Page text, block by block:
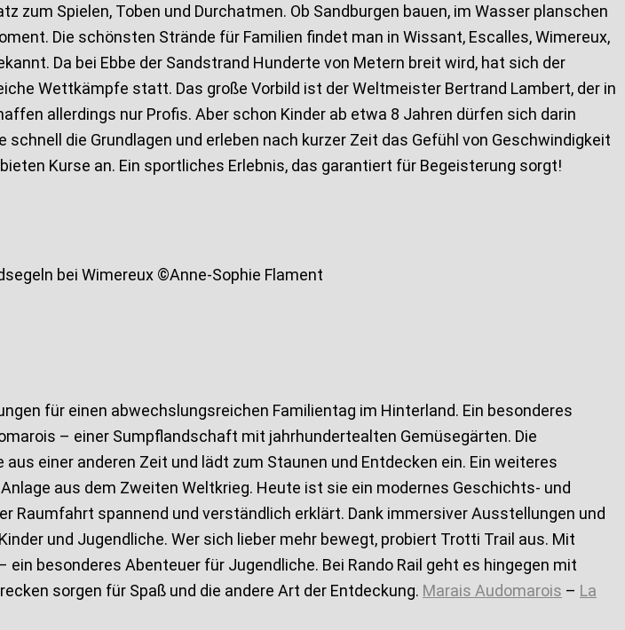
zum Spielen, Toben und Durchatmen. Ob Sandburgen bauen, im Wasser planschen
Die schönsten Strände für Familien findet man in Wissant, Escalles, Wimereux,
Da bei Ebbe der Sandstrand Hunderte von Metern breit wird, hat sich der
Wettkämpfe statt. Das große Vorbild ist der Weltmeister Bertrand Lambert, der in
allerdings nur Profis. Aber schon Kinder ab etwa 8 Jahren dürfen sich darin
die Grundlagen und erleben nach kurzer Zeit das Gefühl von Geschwindigkeit
Kurse an. Ein sportliches Erlebnis, das garantiert für Begeisterung sorgt!
bei Wimereux ©Anne-Sophie Flament
für einen abwechslungsreichen Familientag im Hinterland. Ein besonderes
– einer Sumpflandschaft mit jahrhundertealten Gemüsegärten. Die
einer anderen Zeit und lädt zum Staunen und Entdecken ein. Ein weiteres
aus dem Zweiten Weltkrieg. Heute ist sie ein modernes Geschichts- und
Raumfahrt spannend und verständlich erklärt. Dank immersiver Ausstellungen und
und Jugendliche. Wer sich lieber mehr bewegt, probiert Trotti Trail aus. Mit
besonderes Abenteuer für Jugendliche. Bei Rando Rail geht es hingegen mit
sorgen für Spaß und die andere Art der Entdeckung. Marais Audomarois – La